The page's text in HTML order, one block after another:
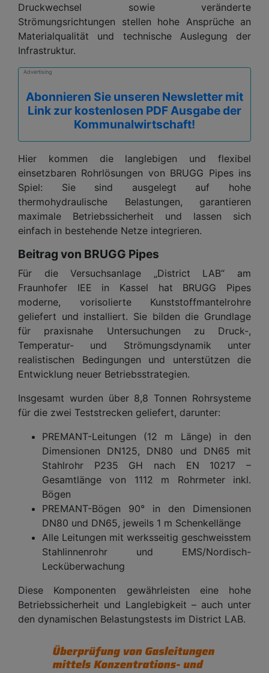
Druckwechsel sowie veränderte
Strömungsrichtungen stellen hohe Ansprüche an
Materialqualität und technische Auslegung der
Infrastruktur.
Advertising
Abonnieren Sie unseren Newsletter mit
Link zur kostenlosen PDF Ausgabe der
Kommunalwirtschaft!
Hier kommen die langlebigen und flexibel
einsetzbaren Rohrlösungen von BRUGG Pipes ins
Spiel: Sie sind ausgelegt auf hohe
thermohydraulische Belastungen, garantieren
maximale Betriebssicherheit und lassen sich
einfach in bestehende Netze integrieren.
Beitrag von BRUGG Pipes
Für die Versuchsanlage „District LAB“ am
Fraunhofer IEE in Kassel hat BRUGG Pipes
moderne, vorisolierte Kunststoffmantelrohre
geliefert und installiert. Sie bilden die Grundlage
für praxisnahe Untersuchungen zu Druck-,
Temperatur- und Strömungsdynamik unter
realistischen Bedingungen und unterstützen die
Entwicklung neuer Betriebsstrategien.
Insgesamt wurden über 8,8 Tonnen Rohrsysteme
für die zwei Teststrecken geliefert, darunter:
PREMANT-Leitungen (12 m Länge) in den
Dimensionen DN125, DN80 und DN65 mit
Stahlrohr P235 GH nach EN 10217 –
Gesamtlänge von 1112 m Rohrmeter inkl.
Bögen
PREMANT-Bögen 90° in den Dimensionen
DN80 und DN65, jeweils 1 m Schenkellänge
Alle Leitungen mit werksseitig geschweisstem
Stahlinnenrohr und EMS/Nordisch-
Lecküberwachung
Diese Komponenten gewährleisten eine hohe
Betriebssicherheit und Langlebigkeit – auch unter
den dynamischen Belastungstests im District LAB.